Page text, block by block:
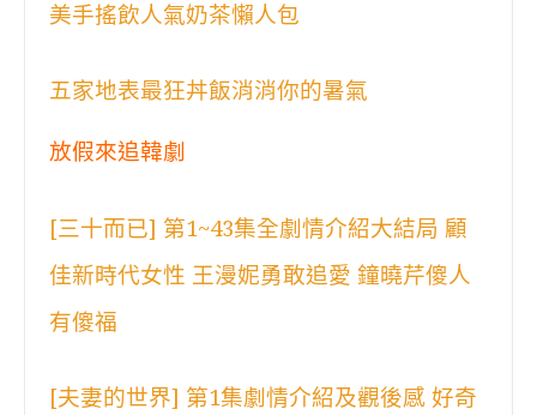
美手搖飲人氣奶茶懶人包
五家地表最狂丼飯消消你的暑氣
放假來追韓劇
[三十而已] 第1~43集全劇情介紹大結局 顧
佳新時代女性 王漫妮勇敢追愛 鐘曉芹傻人
有傻福
[夫妻的世界] 第1集劇情介紹及觀後感 好奇